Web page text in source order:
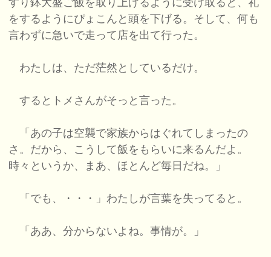
すり鉢大盛ご飯を取り上げるように受け取ると、礼
をするようにぴょこんと頭を下げる。そして、何も
言わずに急いで走って店を出て行った。
わたしは、ただ茫然としているだけ。
するとトメさんがそっと言った。
「あの子は空襲で家族からはぐれてしまったの
さ。だから、こうして飯をもらいに来るんだよ。
時々というか、まあ、ほとんど毎日だね。」
「でも、・・・」わたしが言葉を失ってると。
「ああ、分からないよね。事情が。」